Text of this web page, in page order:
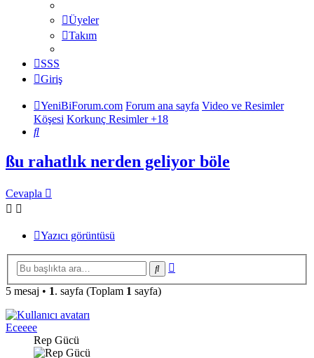
Üyeler
Takım
SSS
Giriş
YeniBiForum.com Forum ana sayfa Video ve Resimler
Köşesi Korkunç Resimler +18
Ara
ßu rahatlık nerden geliyor böle
Cevapla
Yazıcı görüntüsü
Ara
5 mesaj • 1. sayfa (Toplam 1 sayfa)
Eceeee
Rep Gücü